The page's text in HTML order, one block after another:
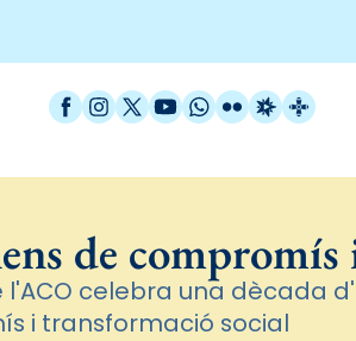
Facebook
Instagram
X / Twitter
YouTube
WhatsApp
FlickrRadio Estel
de compromís
l'ACO celebra una dècada
i transformació social